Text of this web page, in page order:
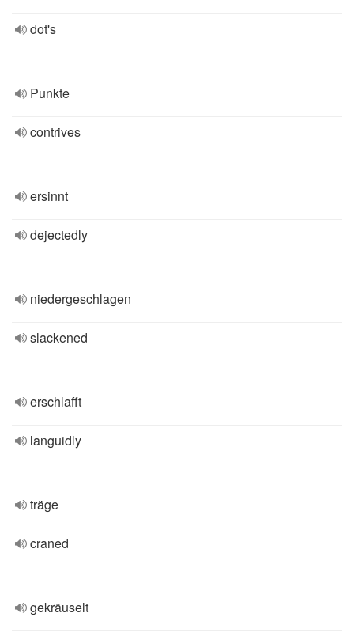
dot's
Punkte
contrives
ersinnt
dejectedly
niedergeschlagen
slackened
erschlafft
languidly
träge
craned
gekräuselt